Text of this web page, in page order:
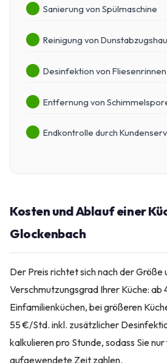
Sanierung von Spülmaschine
Reinigung von
Desinfektion von Fliesenrinnen
Entfernung von
Endkontrolle durch
Kosten und Ablauf einer
Glockenbach
Der Preis richtet sich nach der Größe
Verschmutzungsgrad Ihrer Küche:
Einfamilienküchen, bei größeren
55 €/Std. inkl. zusätzlicher
kalkulieren pro Stunde, sodass Sie
aufgewendete Zeit zahlen.